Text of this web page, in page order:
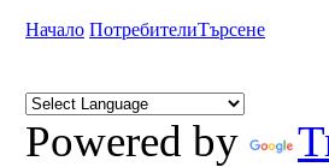
Начало ПотребителиТърсене
Powered by